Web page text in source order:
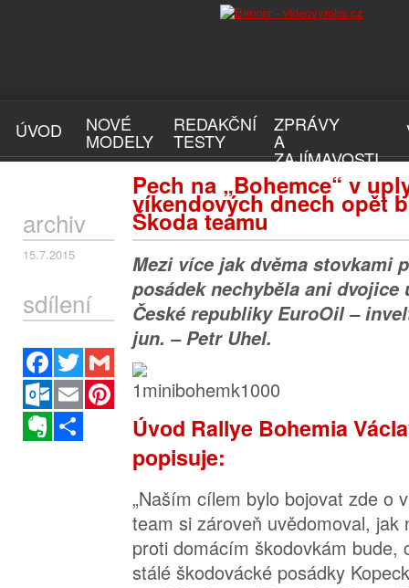
ÚVOD NOVÉ
MODELY
REDAKČNÍ
TESTY
ZPRÁVY
A
ZAJÍMAVOSTI
Pech na „Bohemce“ v
víkendových dnech opět
Škoda teamu
archiv
15.7.2015
sdílení
Facebook
Twitter
Gmail
Outlook.com
Email
Pinterest
Evernote
Mezi více jak dvěma stovkami
posádek nechyběla ani
České republiky EuroOil –
jun. – Petr Uhel.
Úvod Rallye Bohemia
popisuje:
„Naším cílem bylo bojovat zde o
team si zároveň uvědomoval, jak
proti domácím škodovkám bude,
stálé škodovácké posádky